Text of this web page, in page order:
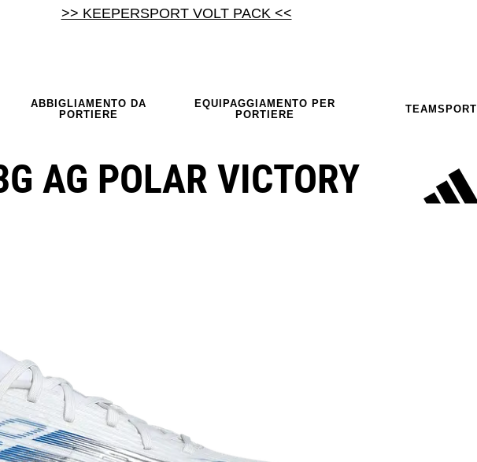
>> KEEPERSPORT VOLT PACK <<
ABBIGLIAMENTO DA
PORTIERE
EQUIPAGGIAMENTO PER
PORTIERE
TEAMSPORT
AG POLAR VICTORY